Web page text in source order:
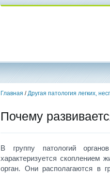
Главная / Другая патология легких,
Почему
В группу патологий
характеризуется скоплением
орган. Они располагаются в